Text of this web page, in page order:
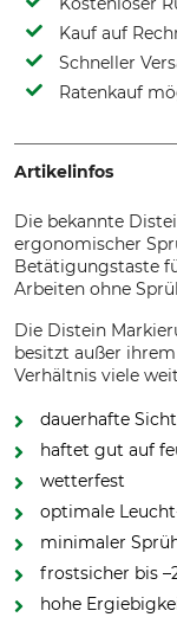
Kauf auf
Schneller
Ratenkauf
Artikelinfos
Die bekannte
ergonomischer
Betätigungstaste
Arbeiten ohne
Die Distein
besitzt außer
Verhältnis viele
dauerhafte
haftet gut auf
wetterfest
optimale
minimaler
frostsicher bis
hohe